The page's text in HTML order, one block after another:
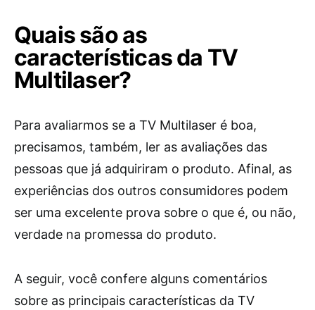
Quais são as
características da TV
Multilaser?
Para avaliarmos se a TV Multilaser é boa,
precisamos, também, ler as avaliações das
pessoas que já adquiriram o produto. Afinal, as
experiências dos outros consumidores podem
ser uma excelente prova sobre o que é, ou não,
verdade na promessa do produto.
A seguir, você confere alguns comentários
sobre as principais características da TV